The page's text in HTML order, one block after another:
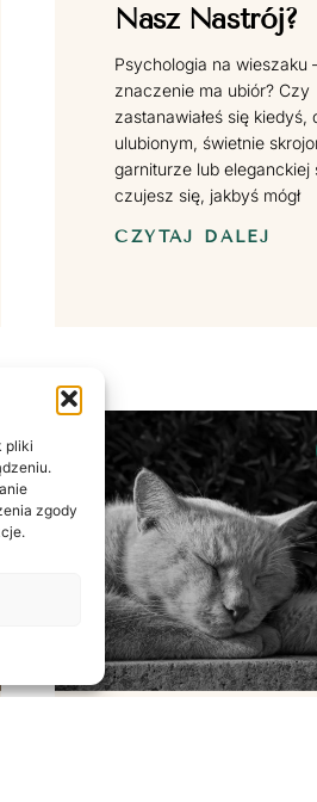
pliki
zgody
Nasz Nastrój?
Psychologia na wieszaku
znaczenie ma ubiór? Czy
zastanawiałeś się kiedyś,
ulubionym, świetnie
garniturze lub eleganckiej
czujesz się, jakbyś mógł
CZYTAJ DALEJ